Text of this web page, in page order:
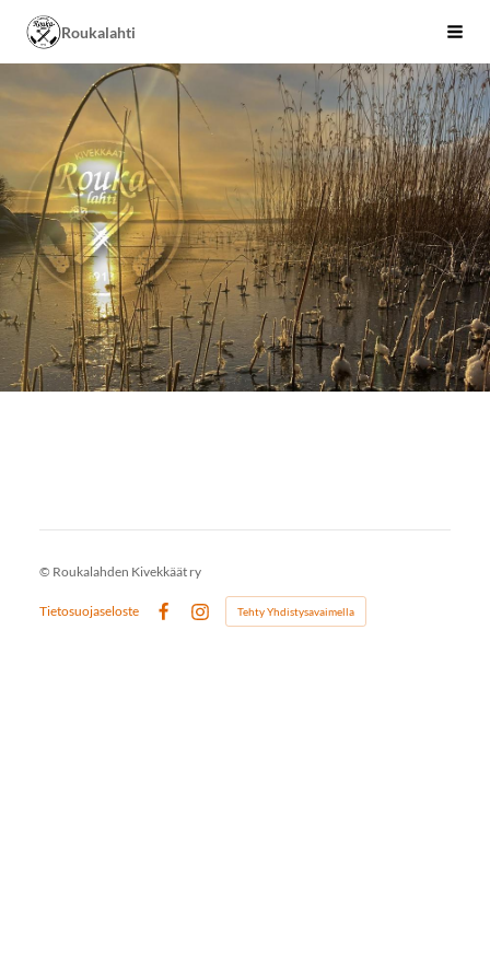
Siirry
sivun
sisältöön
Roukalahti
© Roukalahden Kivekkäät ry
Tietosuojaseloste
Instagram
Tehty Yhdistysavaimella